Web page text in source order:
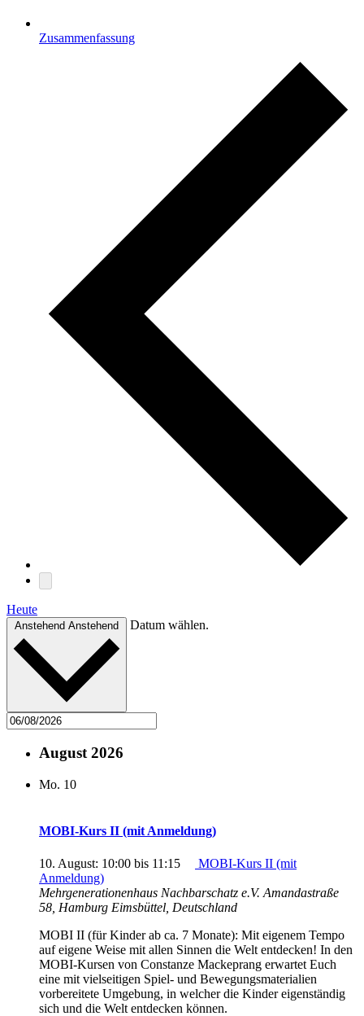
Zusammenfassung
Heute
Anstehend Anstehend Datum wählen.
August 2026
Mo. 10
MOBI-Kurs II (mit Anmeldung)
10. August: 10:00 bis 11:15
MOBI-Kurs II (mit
Anmeldung)
Mehrgenerationenhaus Nachbarschatz e.V. Amandastraße
58, Hamburg Eimsbüttel, Deutschland
MOBI II (für Kinder ab ca. 7 Monate): Mit eigenem Tempo
auf eigene Weise mit allen Sinnen die Welt entdecken! In den
MOBI-Kursen von Constanze Mackeprang erwartet Euch
eine mit vielseitigen Spiel- und Bewegungsmaterialien
vorbereitete Umgebung, in welcher die Kinder eigenständig
sich und die Welt entdecken können.